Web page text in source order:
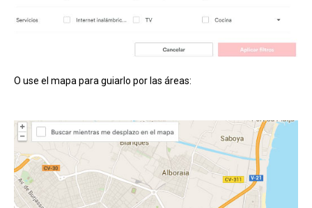
O use el mapa para guiarlo por las áreas: